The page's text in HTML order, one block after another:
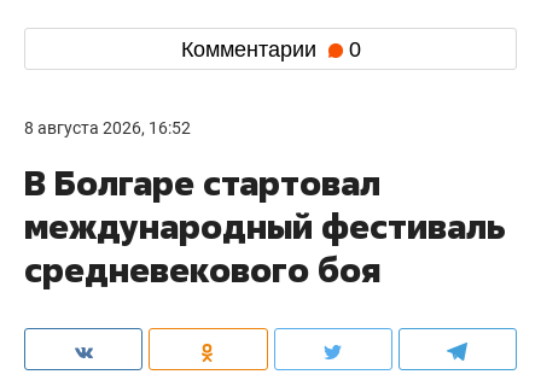
Комментарии 0
8 августа 2026, 16:52
В Болгаре стартовал
международный фестиваль
средневекового боя